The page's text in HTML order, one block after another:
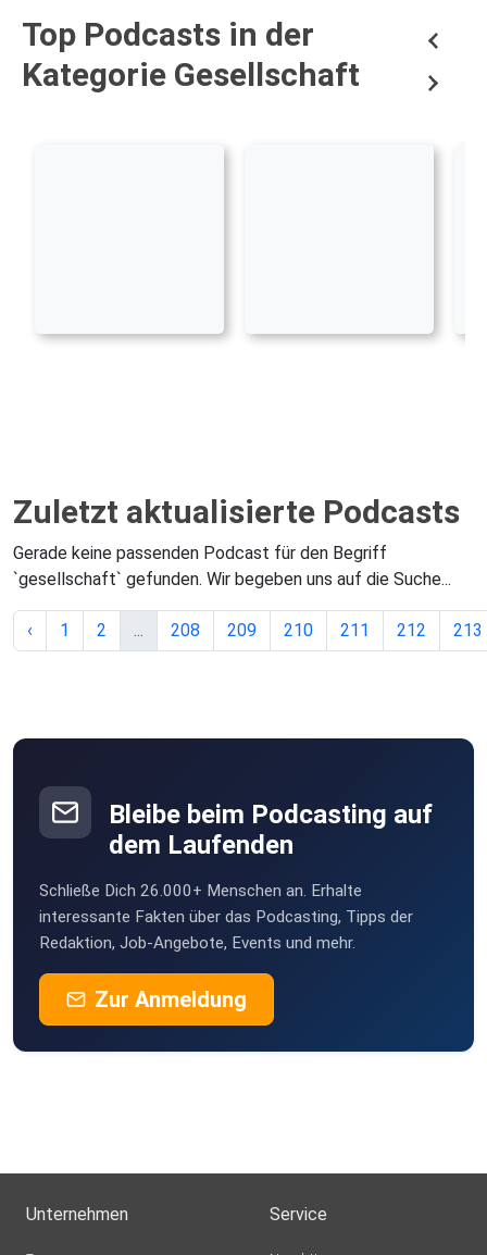
Top Podcasts in der
Kategorie Gesellschaft
Zuletzt aktualisierte Podcasts
Gerade keine passenden Podcast für den Begriff
`gesellschaft` gefunden. Wir begeben uns auf die Suche...
‹ 1 2 ... 208 209 210 211 212 213
Bleibe beim Podcasting auf
dem Laufenden
Schließe Dich 26.000+ Menschen an. Erhalte
interessante Fakten über das Podcasting, Tipps der
Redaktion, Job-Angebote, Events und mehr.
Zur Anmeldung
Unternehmen Service